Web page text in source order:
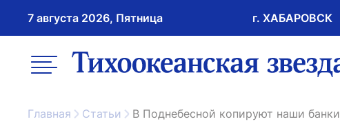
7 августа 2026, Пятница г. ХАБАРОВСК
меню ссылка на главную
Главная Статьи В Поднебесной копируют наши банки